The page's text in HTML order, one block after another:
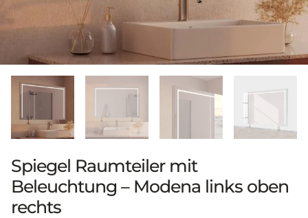
Spiegel Raumteiler mit
Beleuchtung – Modena links oben
rechts